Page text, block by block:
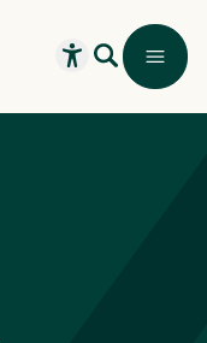
Recherche
Ouvrir leMenu